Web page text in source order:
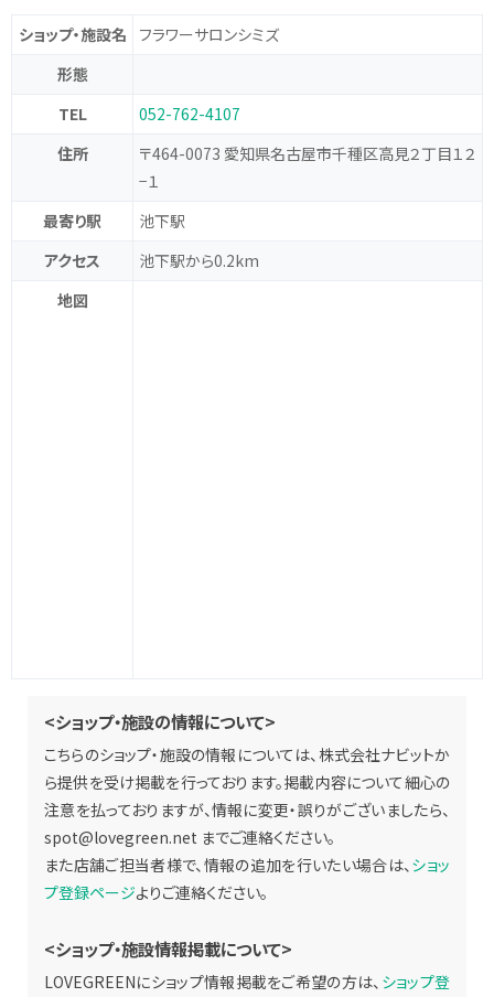
ショップ・施設名
フラワーサロンシミズ
形態
TEL
052-762-4107
住所
〒464-0073 愛知県名古屋市千種区高見２丁目１２
−１
最寄り駅
池下駅
アクセス
池下駅から0.2km
地図
<ショップ・施設の情報について>
こちらのショップ・施設の情報については、株式会社ナビットか
ら提供を受け掲載を行っております。掲載内容について細心の
注意を払っておりますが、情報に変更・誤りがございましたら、
spot@lovegreen.net までご連絡ください。
また店舗ご担当者様で、情報の追加を行いたい場合は、ショッ
プ登録ページよりご連絡ください。
<ショップ・施設情報掲載について>
LOVEGREENにショップ情報掲載をご希望の方は、 ショップ登